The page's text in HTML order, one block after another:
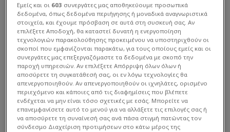
Εμείς και οι 603 συνεργάτες μας αποθηκεύουμε προσωπικά
δεδομένα, όπως δεδομένα περιήγησης ή μοναδικά αναγνωριστικά
στοιχεία, και έχουμε πρόσβαση σε αυτά στη συσκευή σας. Αν
επιλέξετε Αποδοχή, θα καταστεί δυνατή η ενεργοποίηση
τεχνολογιών παρακολούθησης προκειμένου να υποστηριχθούν οι
σκοποί που εμφανίζονται παρακάτω, για τους οποίους εμείς και οι
συνεργάτες μας επεξεργαζόμαστε τα δεδομένα με σκοπό την
παροχή υπηρεσιών. Αν επιλέξετε Απόρριψη όλων όλων ή
αποσύρετε τη συγκατάθεσή σας, οι εν λόγω τεχνολογίες θα
απενεργοποιηθούν. Αν απενεργοποιηθούν οι ιχνηλάτες, ορισμένο
περιεχόμενο και κάποιες από τις διαφημίσεις που βλέπετε
ενδέχεται να μην είναι τόσο σχετικές με εσάς. Μπορείτε να
επανεμφανίσετε αυτό το μενού για να αλλάξετε τις επιλογές σας ή
να αποσύρετε τη συναίνεσή σας ανά πάσα στιγμή πατώντας τον
σύνδεσμο Διαχείριση προτιμήσεων στο κάτω μέρος της